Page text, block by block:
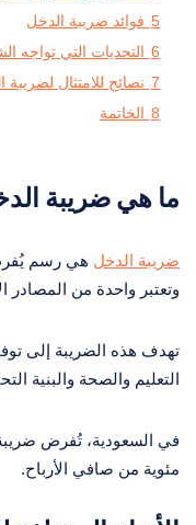
5 فوائد ضريبة الدخل
6
التحديات التي تواجه
7 نصائح للامتثال لضريبة
8
الخاتمة
ما هي ضريبة
ضريبة الدخل هي رسم
وتعتبر واحدة من المصادر
تهدف هذه الضريبة إلى
التعليم والصحة والبنية
في السعودية، تُفرض
مئوية من صافي الأرباح.